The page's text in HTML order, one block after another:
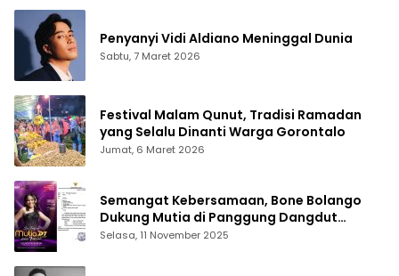
Penyanyi Vidi Aldiano Meninggal Dunia
Sabtu, 7 Maret 2026
Festival Malam Qunut, Tradisi Ramadan
yang Selalu Dinanti Warga Gorontalo
Jumat, 6 Maret 2026
Semangat Kebersamaan, Bone Bolango
Dukung Mutia di Panggung Dangdut
Academy 7
Selasa, 11 November 2025